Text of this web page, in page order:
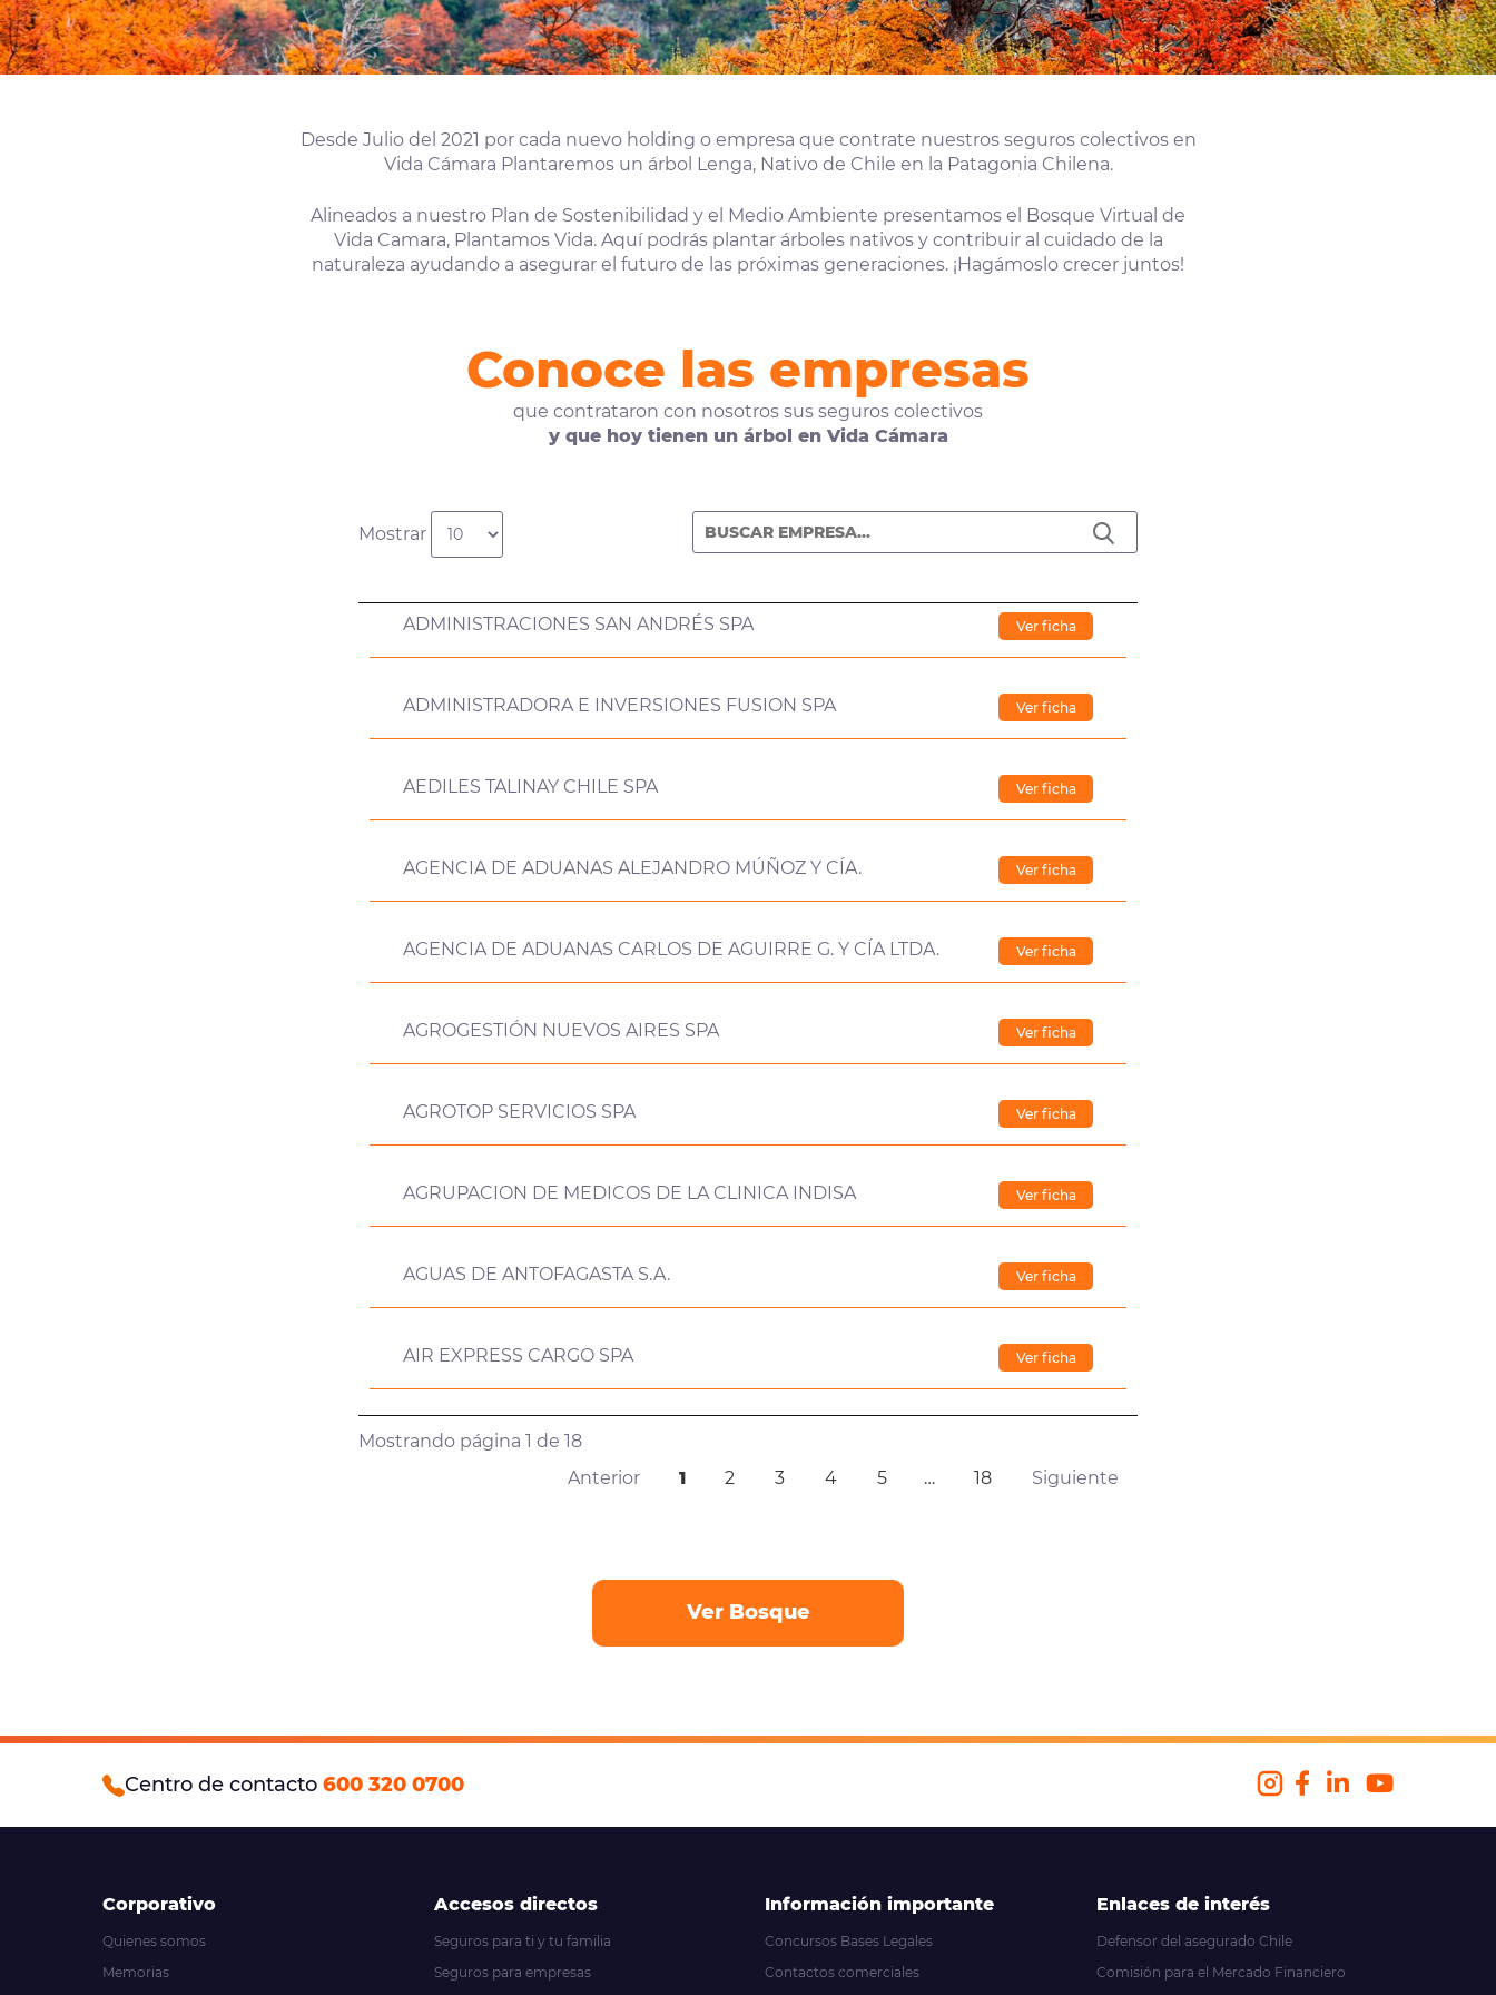
Desde Julio del 2021 por cada nuevo holding o empresa que contrate nuestros seguros colectivos en
Vida Cámara Plantaremos un árbol Lenga, Nativo de Chile en la Patagonia Chilena.
Alineados a nuestro Plan de Sostenibilidad y el Medio Ambiente presentamos el Bosque Virtual de
Vida Camara, Plantamos Vida. Aquí podrás plantar árboles nativos y contribuir al cuidado de la
naturaleza ayudando a asegurar el futuro de las próximas generaciones. ¡Hagámoslo crecer juntos!
Conoce las empresas
que contrataron con nosotros sus seguros colectivos
y que hoy tienen un árbol en Vida Cámara
Mostrar
ADMINISTRACIONES SAN ANDRÉS SPA Ver ficha
ADMINISTRADORA E INVERSIONES FUSION SPA Ver ficha
AEDILES TALINAY CHILE SPA Ver ficha
AGENCIA DE ADUANAS ALEJANDRO MÚÑOZ Y CÍA. Ver ficha
AGENCIA DE ADUANAS CARLOS DE AGUIRRE G. Y CÍA LTDA. Ver ficha
AGROGESTIÓN NUEVOS AIRES SPA Ver ficha
AGROTOP SERVICIOS SPA Ver ficha
AGRUPACION DE MEDICOS DE LA CLINICA INDISA Ver ficha
AGUAS DE ANTOFAGASTA S.A. Ver ficha
AIR EXPRESS CARGO SPA Ver ficha
Mostrando página 1 de 18
Anterior
1 2 3 4 5 … 18 Siguiente
Ver Bosque
Centro de contacto 600 320 0700
Corporativo
Quienes somos
Memorias
Accesos directos
Seguros para ti y tu familia
Seguros para empresas
Información importante
Concursos Bases Legales
Contactos comerciales
Enlaces de interés
Defensor del asegurado Chile
Comisión para el Mercado Financiero